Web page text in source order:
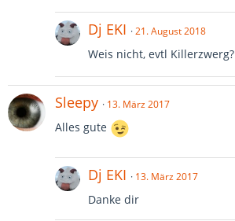
Dj EKI 21. August 2018
Weis nicht, evtl Killerzwerg?
Sleepy 13. März 2017
Alles gute
Dj EKI 13. März 2017
Danke dir